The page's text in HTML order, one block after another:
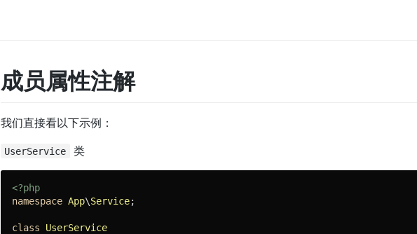
成员属性注解
我们直接看以下示例：
UserService 类
<?php
namespace App\Service;
class
UserService